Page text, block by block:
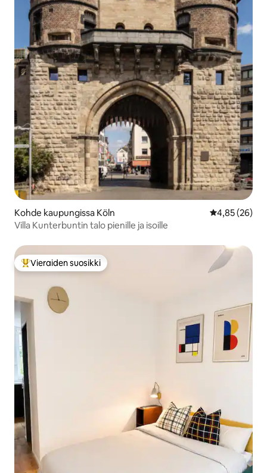
Kohde kaupungissa Köln
4,85 (26)
Villa Kunterbuntin talo pienille ja isoille
Vieraiden suosikkien parhaimmistoa
Vieraiden suosikki